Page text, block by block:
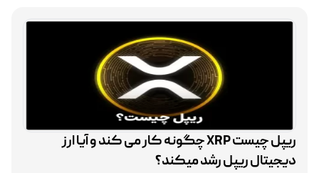
ریپل چیست XRP چگونه کار می کند و آیا ارز
دیجیتال ریپل رشد میکند؟